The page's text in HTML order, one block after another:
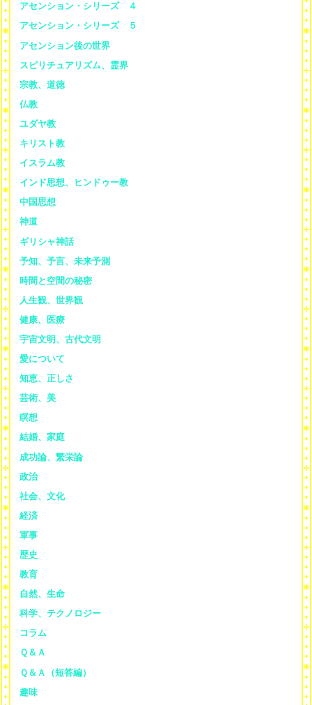
アセンション・シリーズ ４
アセンション・シリーズ ５
アセンション後の世界
スピリチュアリズム、霊界
宗教、道徳
仏教
ユダヤ教
キリスト教
イスラム教
インド思想、ヒンドゥー教
中国思想
神道
ギリシャ神話
予知、予言、未来予測
時間と空間の秘密
人生観、世界観
健康、医療
宇宙文明、古代文明
愛について
知恵、正しさ
芸術、美
瞑想
結婚、家庭
成功論、繁栄論
政治
社会、文化
経済
軍事
歴史
教育
自然、生命
科学、テクノロジー
コラム
Ｑ＆Ａ
Ｑ＆Ａ（短答編）
趣味